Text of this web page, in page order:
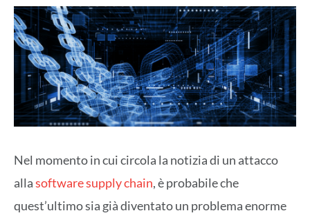
Nel momento in cui circola la notizia di un attacco
allasoftware supply chain, è probabile che
quest’ultimo sia già diventato un problema enorme